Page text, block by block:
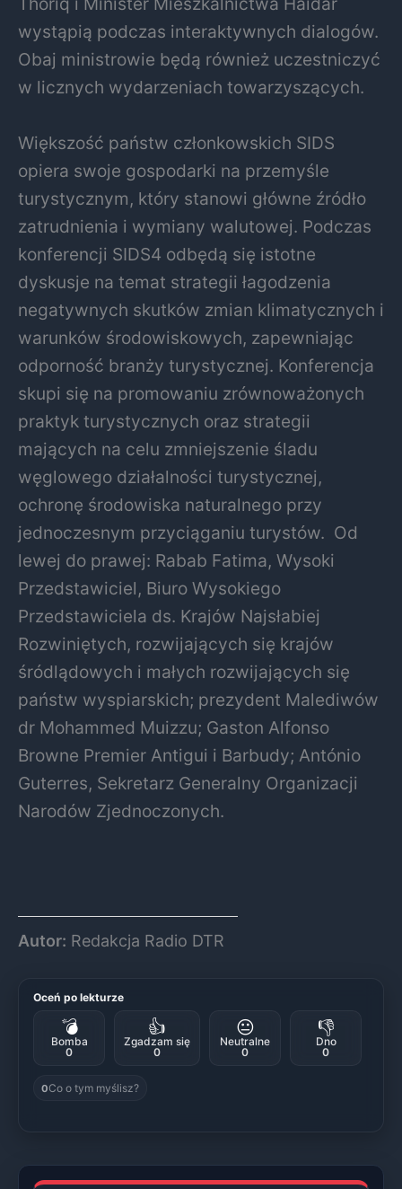
wystąpią podczas interaktywnych dialogów.
Obaj ministrowie będą również uczestniczyć
w licznych wydarzeniach towarzyszących.
Większość państw członkowskich SIDS
opiera swoje gospodarki na przemyśle
turystycznym, który stanowi główne źródło
zatrudnienia i wymiany walutowej. Podczas
konferencji SIDS4 odbędą się istotne
dyskusje na temat strategii łagodzenia
negatywnych skutków zmian klimatycznych i
warunków środowiskowych, zapewniając
odporność branży turystycznej. Konferencja
skupi się na promowaniu zrównoważonych
praktyk turystycznych oraz strategii
mających na celu zmniejszenie śladu
węglowego działalności turystycznej,
ochronę środowiska naturalnego przy
jednoczesnym przyciąganiu turystów. Od
lewej do prawej: Rabab Fatima, Wysoki
Przedstawiciel, Biuro Wysokiego
Przedstawiciela ds. Krajów Najsłabiej
Rozwiniętych, rozwijających się krajów
śródlądowych i małych rozwijających się
państw wyspiarskich; prezydent Malediwów
dr Mohammed Muizzu; Gaston Alfonso
Browne Premier Antigui i Barbudy; António
Guterres, Sekretarz Generalny Organizacji
Narodów Zjednoczonych.
Autor: Redakcja Radio DTR
Oceń po lekturze
💣
Bomba
0
👍
Zgadzam się
0
😐
Neutralne
0
👎
Dno
0
0Co o tym myślisz?